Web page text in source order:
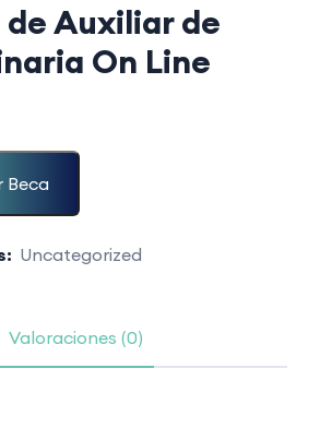
Auxiliar de
On Line
Beca
Uncategorized
Valoraciones (0)